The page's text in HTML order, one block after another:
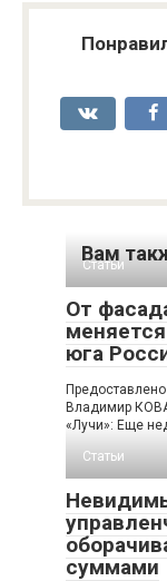
Вам
Статьи
От
юга
Владимир
«Лучи»: Еще
Статьи
суммами